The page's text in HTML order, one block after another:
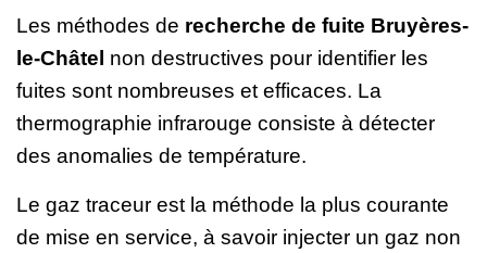
Les méthodes de recherche de fuite Bruyères-
le-Châtel non destructives pour identifier les
fuites sont nombreuses et efficaces. La
thermographie infrarouge consiste à détecter
des anomalies de température.
Le gaz traceur est la méthode la plus courante
de mise en service, à savoir injecter un gaz non